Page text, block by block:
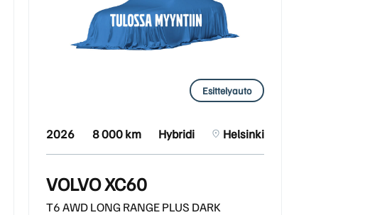
Esittelyauto
2026 8 000 km Hybridi Helsinki
VOLVO XC60
T6 AWD LONG RANGE PLUS DARK